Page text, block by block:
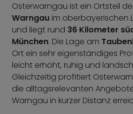
Osterwarngau ist ein Ortsteil
Warngau im oberbayerischen
und liegt rund 36 Kilometer
München. Die Lage am
Ort ein sehr eigenständiges
leicht erhöht, ruhig und
Gleichzeitig profitiert
die alltagsrelevanten
Warngau in kurzer Distanz